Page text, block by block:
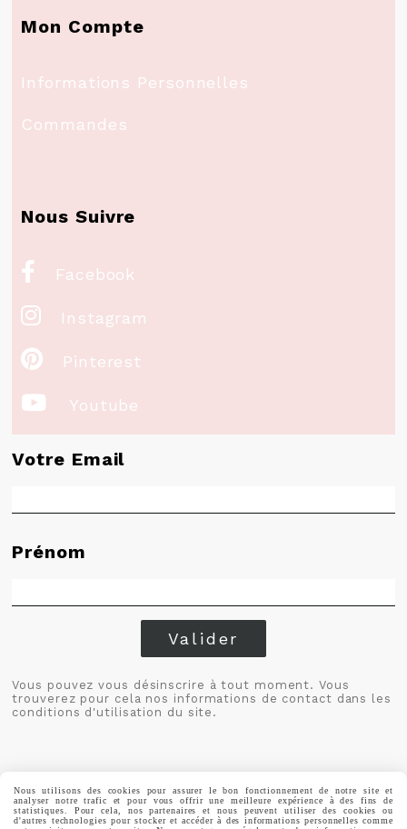
Mon Compte
Informations Personnelles
Commandes
Nous Suivre
 Facebook
 Instagram
 Pinterest
 Youtube
Votre Email
Prénom
Valider
Vous pouvez vous désinscrire à tout moment. Vous
trouverez pour cela nos informations de contact dans les
conditions d'utilisation du site.
MENTIONS LÉGALES
CONDITIONS GÉNÉRALES DE VENTE
Nous utilisons des cookies pour assurer le bon fonctionnement de notre site et
analyser notre trafic et pour vous offrir une meilleure expérience à des fins de
statistiques. Pour cela, nos partenaires et nous peuvent utiliser des cookies ou
d'autres technologies pour stocker et accéder à des informations personnelles comme